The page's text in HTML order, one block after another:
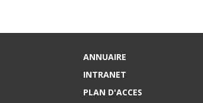
ANNUAIRE
INTRANET
PLAN D'ACCES